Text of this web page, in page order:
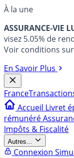
À la une
ASSURANCE-VIE
visez 5.05% de
Voir conditions
En Savoir Plus
France
Accueil Livret
rémunéré
Impôts & Fiscalité
Autres...
Connexion